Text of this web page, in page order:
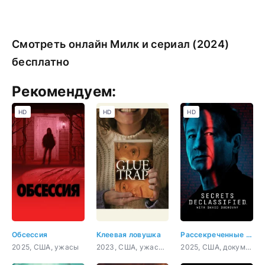
Смотреть онлайн Милк и сериал (2024)
бесплатно
Рекомендуем:
Обсессия
2025, США, ужасы
HD
Клеевая ловушка
2023, США, ужасы, комедия
HD
Рассекреченные тайны с Дэвидом Духовны
2025, США, документальный, фантастика, история
HD